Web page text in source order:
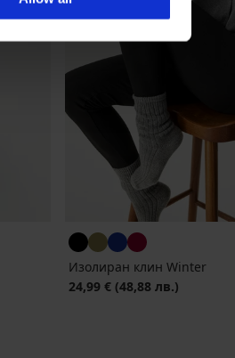
Изолиран клин Winter
24,99 € (48,88 лв.)